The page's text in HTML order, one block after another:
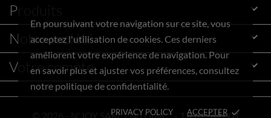
En poursuivant votre navigation sur ce site, vous
acceptez l'utilisation de cookies. Ces derniers
améliorent votre expérience de navigation. Pour
en savoir plus et ajuster vos préférences, consultez
notre politique de confidentialité.
PRIVACY POLICY ACCEPTER done
Produits

Notre société 
Votre compte 
© 2026 - N'JOY SARL - No Limit™ - 1 470 764.001